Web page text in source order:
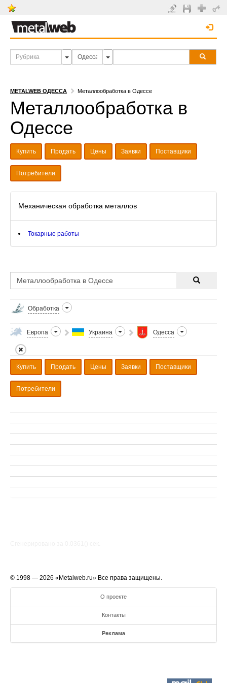
METALWEB ОДЕССА Металлообработка в Одессе
Металлообработка в
Одессе
Купить Продать Цены Заявки Поставщики
Потребители
Механическая обработка металлов
Токарные работы
Обработка
Европа Украина Одесса
Купить Продать Цены Заявки Поставщики
Потребители
© 1998 — 2026 «Metalweb.ru» Все права защищены.
О проекте
Контакты
Реклама